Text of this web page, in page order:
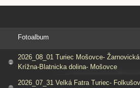
Fotoalbum
2026_08_01 Turiec Mošovce-
Krížna-Blatnicka dolina- Mošovce
2026_07_31 Velká Fatra Turiec-